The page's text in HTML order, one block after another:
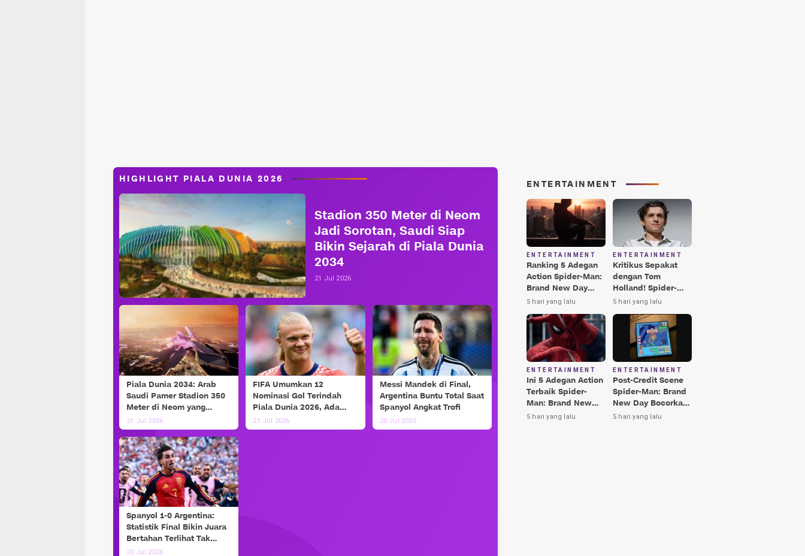
HIGHLIGHT PIALA DUNIA 2026
Stadion 350 Meter di Neom
Jadi Sorotan, Saudi Siap
Bikin Sejarah di Piala Dunia
2034
21 Jul 2026
Piala Dunia 2034: Arab
Saudi Pamer Stadion 350
Meter di Neom yang
Futuristik
21 Jul 2026
FIFA Umumkan 12
Nominasi Gol Terindah
Piala Dunia 2026, Ada
Messi dan Haaland!
21 Jul 2026
Messi Mandek di Final,
Argentina Buntu Total Saat
Spanyol Angkat Trofi
20 Jul 2026
Spanyol 1-0 Argentina:
Statistik Final Bikin Juara
Bertahan Terlihat Tak
Berdaya
20 Jul 2026
ENTERTAINMENT
ENTERTAINMENT
Ranking 5 Adegan
Action Spider-Man:
Brand New Day
Terbaik, Nomor 3
5 hari yang lalu
ENTERTAINMENT
Kritikus Sepakat
dengan Tom
Holland! Spider-
Man: Brand New
Terbaik Era MCU
5 hari yang lalu
ENTERTAINMENT
Ini 5 Adegan Action
Terbaik Spider-
Man: Brand New
Day, Ada Hulk vs
5 hari yang lalu
ENTERTAINMENT
Post-Credit Scene
Spider-Man: Brand
New Day Bocorkan
Lokasi Peter di Luar
5 hari yang lalu